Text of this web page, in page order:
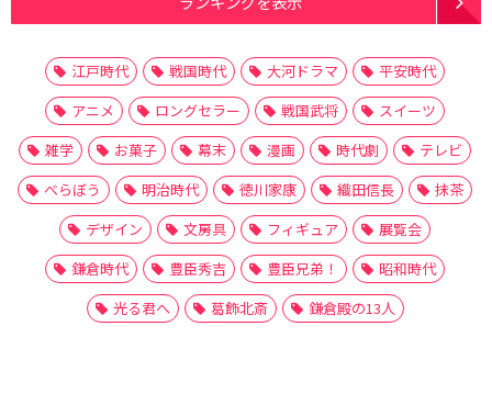
江戸時代 戦国時代 大河ドラマ
平安時代
アニメ
ロングセラー 戦国武将
スイーツ
雑学
お菓子 幕末 漫画 時代劇
テレビ
べらぼう
明治時代 徳川家康 織田信長
抹茶
デザイン
文房具 フィギュア
展覧会
鎌倉時代
豊臣秀吉 豊臣兄弟！
昭和時代
光る君へ
葛飾北斎 鎌倉殿の13人